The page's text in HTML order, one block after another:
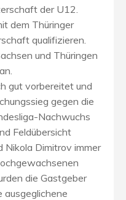
der U12.
dem Thüringer
qualifizieren.
und Thüringen
gut vorbereitet und
gegen die
Nachwuchs
Feldübersicht
Nikola Dimitrov immer
die Gastgeber
ausgeglichene